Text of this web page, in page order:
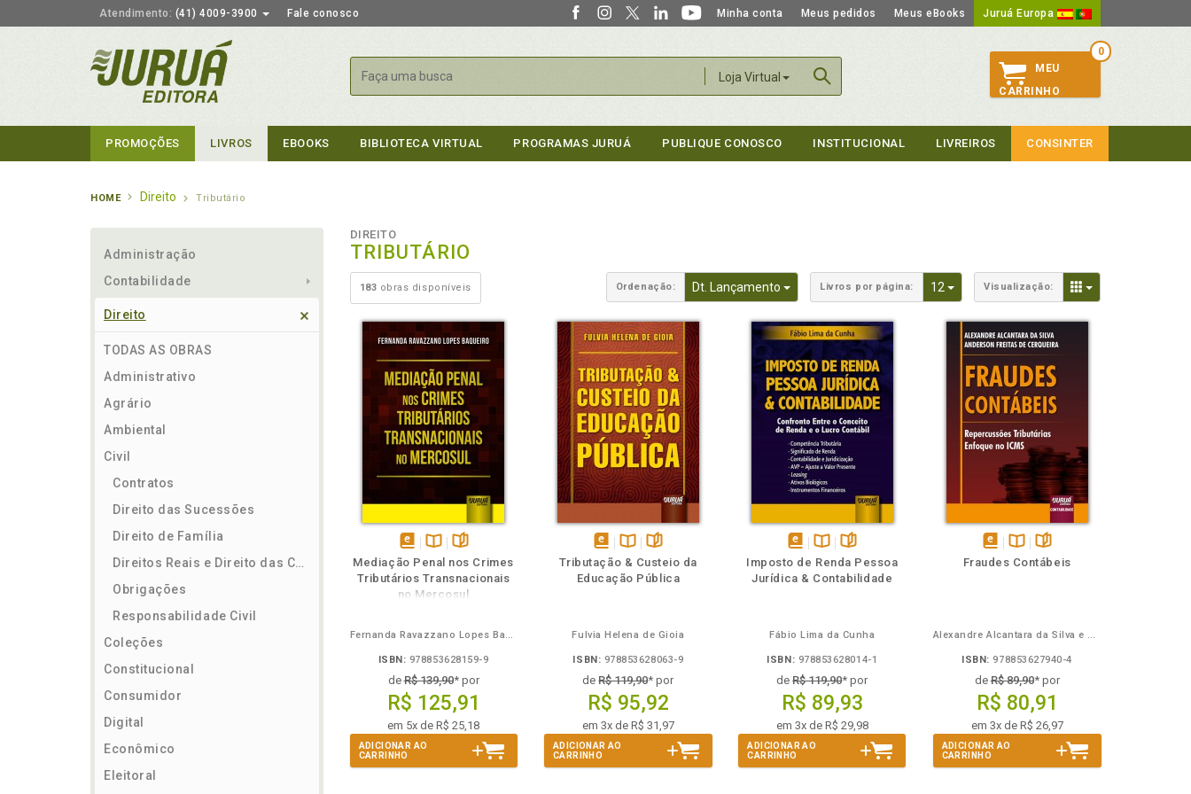
Atendimento: (41) 4009-3900 Fale conosco Minha conta Meus pedidos Meus eBooks Juruá Europa
Loja Virtual
Buscar
0
MEU
CARRINHO
PROMOÇÕES LIVROS EBOOKS BIBLIOTECA VIRTUAL PROGRAMAS JURUÁ PUBLIQUE CONOSCO INSTITUCIONAL LIVREIROS CONSINTER
HOME Direito Tributário
Administração
Contabilidade
Direito
TODAS AS OBRAS
Administrativo
Agrário
Ambiental
Civil
Contratos
Direito das Sucessões
Direito de Família
Direitos Reais e Direito das Coisas
Obrigações
Responsabilidade Civil
Coleções
Constitucional
Consumidor
Digital
Econômico
Eleitoral
DIREITO
TRIBUTÁRIO
183 obras disponíveis Ordenação: Dt. Lançamento Toggle Dropdown
Livros por página: 12 Toggle Dropdown
Visualização: Toggle Dropdown
disponível
em
eBook
Disponível
na
B.V.
páginas
Mediação Penal nos Crimes
Tributários Transnacionais
no Mercosul
Fernanda Ravazzano Lopes Baqueiro
ISBN: 978853628159-9
deR$ 139,90* por
R$ 125,91
em 5x de R$ 25,18
ADICIONAR AO
CARRINHO
Também
disponível
em
Também
Disponível
na
Folheie
páginas
Tributação & Custeio da
Educação Pública
Fulvia Helena de Gioia
ISBN: 978853628063-9
deR$ 119,90* por
R$ 95,92
em 3x de R$ 31,97
ADICIONAR AO
CARRINHO
disponível
em
Também
Disponível
na
Folheie
páginas
Imposto de Renda Pessoa
Jurídica & Contabilidade
Fábio Lima da Cunha
ISBN: 978853628014-1
deR$ 119,90* por
R$ 89,93
em 3x de R$ 29,98
ADICIONAR AO
CARRINHO
disponível
Também
Disponível
Folheie
páginas
Fraudes Contábeis
Alexandre Alcantara da Silva e Anderson Freitas de Cerqueira
ISBN: 978853627940-4
deR$ 89,90* por
R$ 80,91
em 3x de R$ 26,97
ADICIONAR AO
CARRINHO